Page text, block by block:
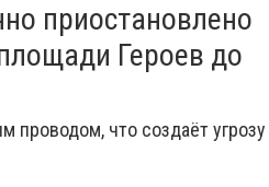
приостановлено
Героев до
проводом, что создаёт